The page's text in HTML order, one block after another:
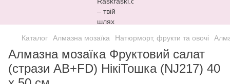
Каталог Алмазна мозаїка Натюрморт, фрукти та овочі
Алмазна мозаїка Фруктовий салат
(стрази AB+FD) НікіТошка (NJ217) 40